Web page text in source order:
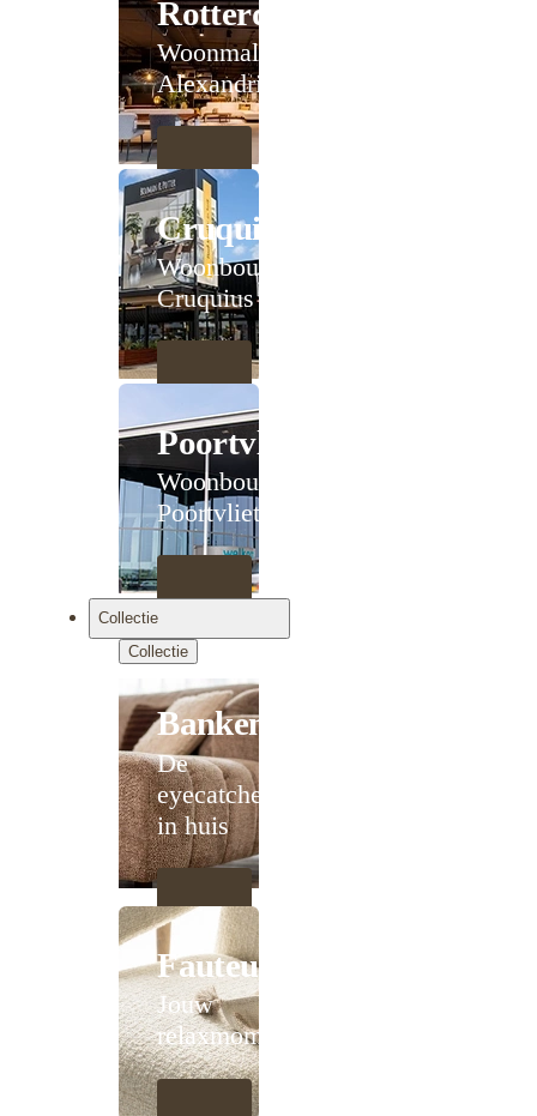
Rotterdam
Woonmall
Alexandrium
Cruquius
Woonboulevard
Cruquius
Poortvliet
Woonboulevard
Poortvliet XXL
Collectie
Collectie
Banken
De
eyecatcher
in huis
Fauteuils
Jouw
relaxmoment